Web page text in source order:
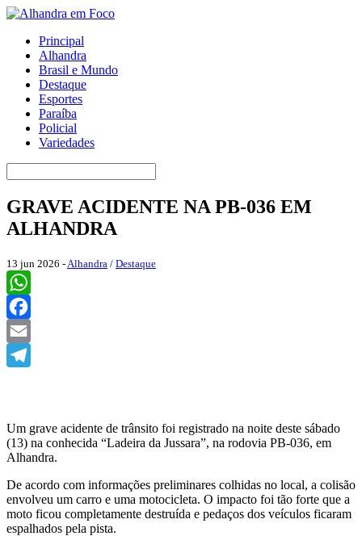
Principal
Alhandra
Brasil e Mundo
Destaque
Esportes
Paraíba
Policial
Variedades
GRAVE ACIDENTE NA PB-036 EM
ALHANDRA
13 jun 2026 - Alhandra / Destaque
WhatsApp
Facebook
Email
​Um grave acidente de trânsito foi registrado na noite deste sábado
(13) na conhecida “Ladeira da Jussara”, na rodovia PB-036, em
Alhandra.
​De acordo com informações preliminares colhidas no local, a colisão
envolveu um carro e uma motocicleta. O impacto foi tão forte que a
moto ficou completamente destruída e pedaços dos veículos ficaram
espalhados pela pista.